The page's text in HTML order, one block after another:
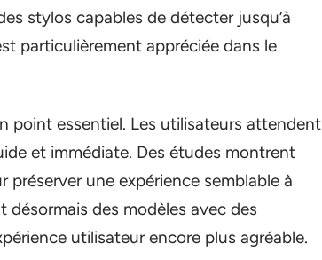
stylos capables de détecter jusqu’à
particulièrement appréciée dans le
point essentiel. Les utilisateurs attendent
et immédiate. Des études montrent
une expérience semblable à
désormais des modèles avec des
utilisateur encore plus agréable.